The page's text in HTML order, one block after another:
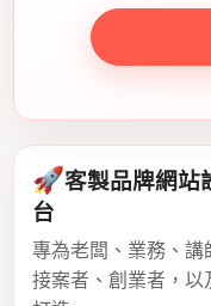
🚀客製品牌網站
台
專為老闆、業務、講
接案者、創業者，